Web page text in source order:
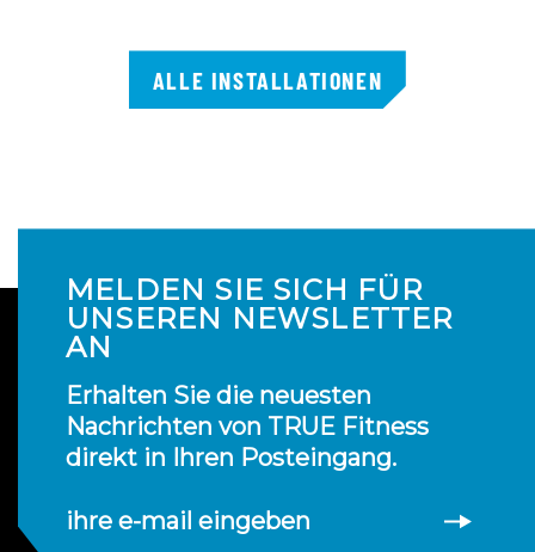
ALLE INSTALLATIONEN
MELDEN SIE SICH FÜR
UNSEREN NEWSLETTER
AN
Erhalten Sie die neuesten
Nachrichten von TRUE Fitness
direkt in Ihren Posteingang.
ihre e-mail eingeben